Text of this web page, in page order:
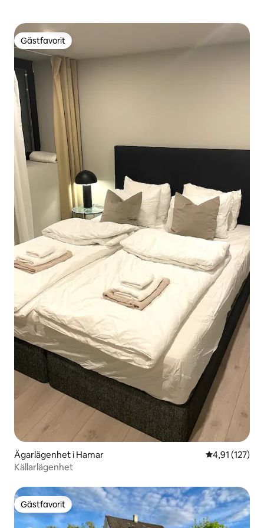
Gästfavorit
Gästfavorit
Ägarlägenhet i Hamar 4,91 av 5 i
4,91 (127)
Källarlägenhet
Gästfavorit
Gästfavorit